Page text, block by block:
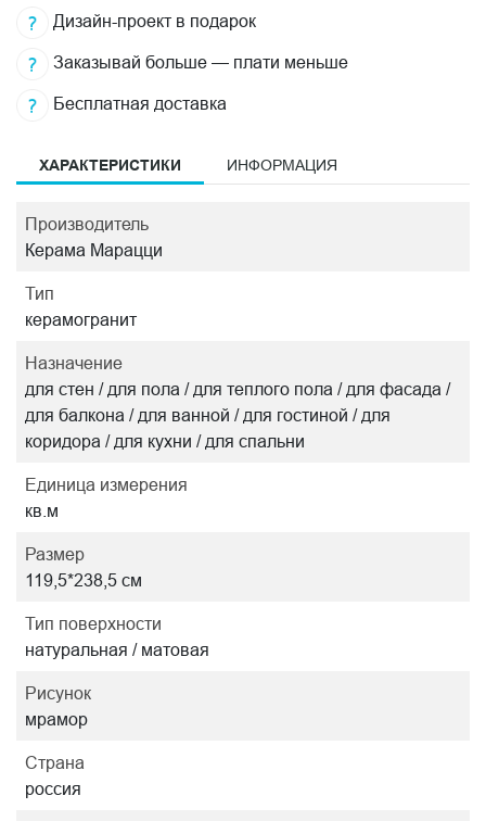
Дизайн-проект в подарок
Заказывай больше — плати меньше
Бесплатная доставка
ХАРАКТЕРИСТИКИ ИНФОРМАЦИЯ
Производитель
Керама Марацци
Тип
керамогранит
Назначение
для стен / для пола / для теплого пола / для фасада /
для балкона / для ванной / для гостиной / для
коридора / для кухни / для спальни
Единица измерения
кв.м
Размер
119,5*238,5 см
Тип поверхности
натуральная / матовая
Рисунок
мрамор
Страна
россия